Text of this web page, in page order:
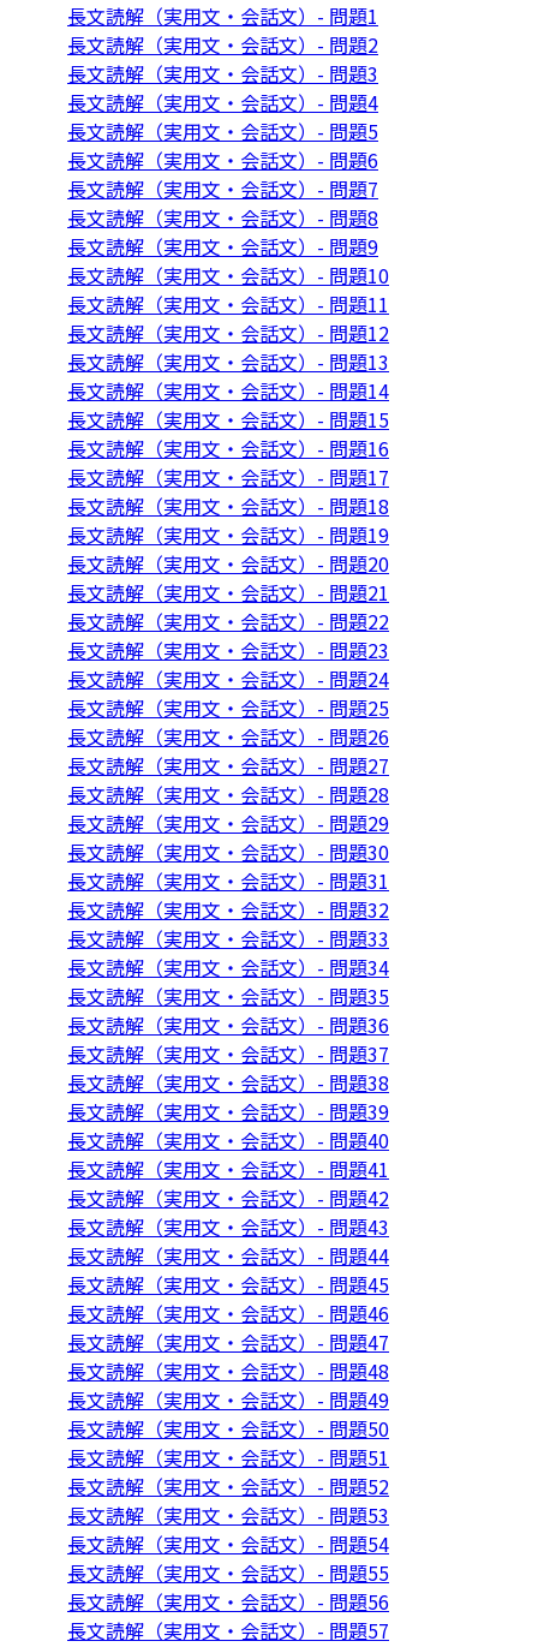
長文読解（実用文・会話文）- 問題1
長文読解（実用文・会話文）- 問題2
長文読解（実用文・会話文）- 問題3
長文読解（実用文・会話文）- 問題4
長文読解（実用文・会話文）- 問題5
長文読解（実用文・会話文）- 問題6
長文読解（実用文・会話文）- 問題7
長文読解（実用文・会話文）- 問題8
長文読解（実用文・会話文）- 問題9
長文読解（実用文・会話文）- 問題10
長文読解（実用文・会話文）- 問題11
長文読解（実用文・会話文）- 問題12
長文読解（実用文・会話文）- 問題13
長文読解（実用文・会話文）- 問題14
長文読解（実用文・会話文）- 問題15
長文読解（実用文・会話文）- 問題16
長文読解（実用文・会話文）- 問題17
長文読解（実用文・会話文）- 問題18
長文読解（実用文・会話文）- 問題19
長文読解（実用文・会話文）- 問題20
長文読解（実用文・会話文）- 問題21
長文読解（実用文・会話文）- 問題22
長文読解（実用文・会話文）- 問題23
長文読解（実用文・会話文）- 問題24
長文読解（実用文・会話文）- 問題25
長文読解（実用文・会話文）- 問題26
長文読解（実用文・会話文）- 問題27
長文読解（実用文・会話文）- 問題28
長文読解（実用文・会話文）- 問題29
長文読解（実用文・会話文）- 問題30
長文読解（実用文・会話文）- 問題31
長文読解（実用文・会話文）- 問題32
長文読解（実用文・会話文）- 問題33
長文読解（実用文・会話文）- 問題34
長文読解（実用文・会話文）- 問題35
長文読解（実用文・会話文）- 問題36
長文読解（実用文・会話文）- 問題37
長文読解（実用文・会話文）- 問題38
長文読解（実用文・会話文）- 問題39
長文読解（実用文・会話文）- 問題40
長文読解（実用文・会話文）- 問題41
長文読解（実用文・会話文）- 問題42
長文読解（実用文・会話文）- 問題43
長文読解（実用文・会話文）- 問題44
長文読解（実用文・会話文）- 問題45
長文読解（実用文・会話文）- 問題46
長文読解（実用文・会話文）- 問題47
長文読解（実用文・会話文）- 問題48
長文読解（実用文・会話文）- 問題49
長文読解（実用文・会話文）- 問題50
長文読解（実用文・会話文）- 問題51
長文読解（実用文・会話文）- 問題52
長文読解（実用文・会話文）- 問題53
長文読解（実用文・会話文）- 問題54
長文読解（実用文・会話文）- 問題55
長文読解（実用文・会話文）- 問題56
長文読解（実用文・会話文）- 問題57